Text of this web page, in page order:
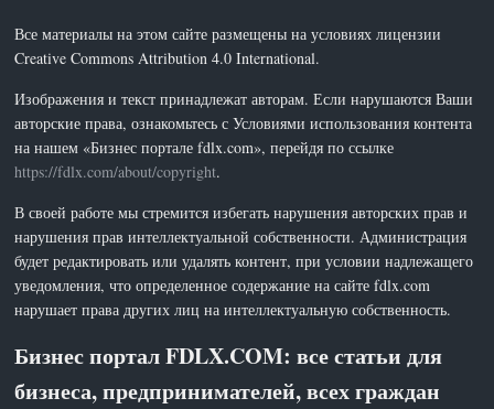
Все материалы на этом сайте размещены на условиях лицензии
Creative Commons Attribution 4.0 International.
Изображения и текст принадлежат авторам. Если нарушаются Ваши
авторские права, ознакомьтесь с Условиями использования контента
на нашем «Бизнес портале fdlx.com», перейдя по ссылке
https://fdlx.com/about/copyright.
В своей работе мы стремится избегать нарушения авторских прав и
нарушения прав интеллектуальной собственности. Администрация
будет редактировать или удалять контент, при условии надлежащего
уведомления, что определенное содержание на сайте fdlx.com
нарушает права других лиц на интеллектуальную собственность.
Бизнес портал FDLX.COM: все статьи для
бизнеса, предпринимателей, всех граждан